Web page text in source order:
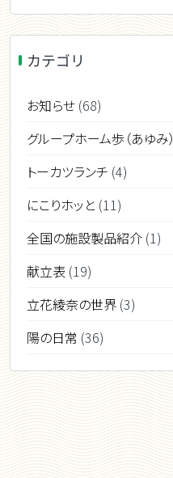
カテゴリ
お知らせ(68)
グループホーム歩（あゆみ）
トーカツランチ (4)
にこりホッと(11)
全国の施設製品紹介(1)
献立表(19)
立花綾奈の世界(3)
陽の日常 (36)